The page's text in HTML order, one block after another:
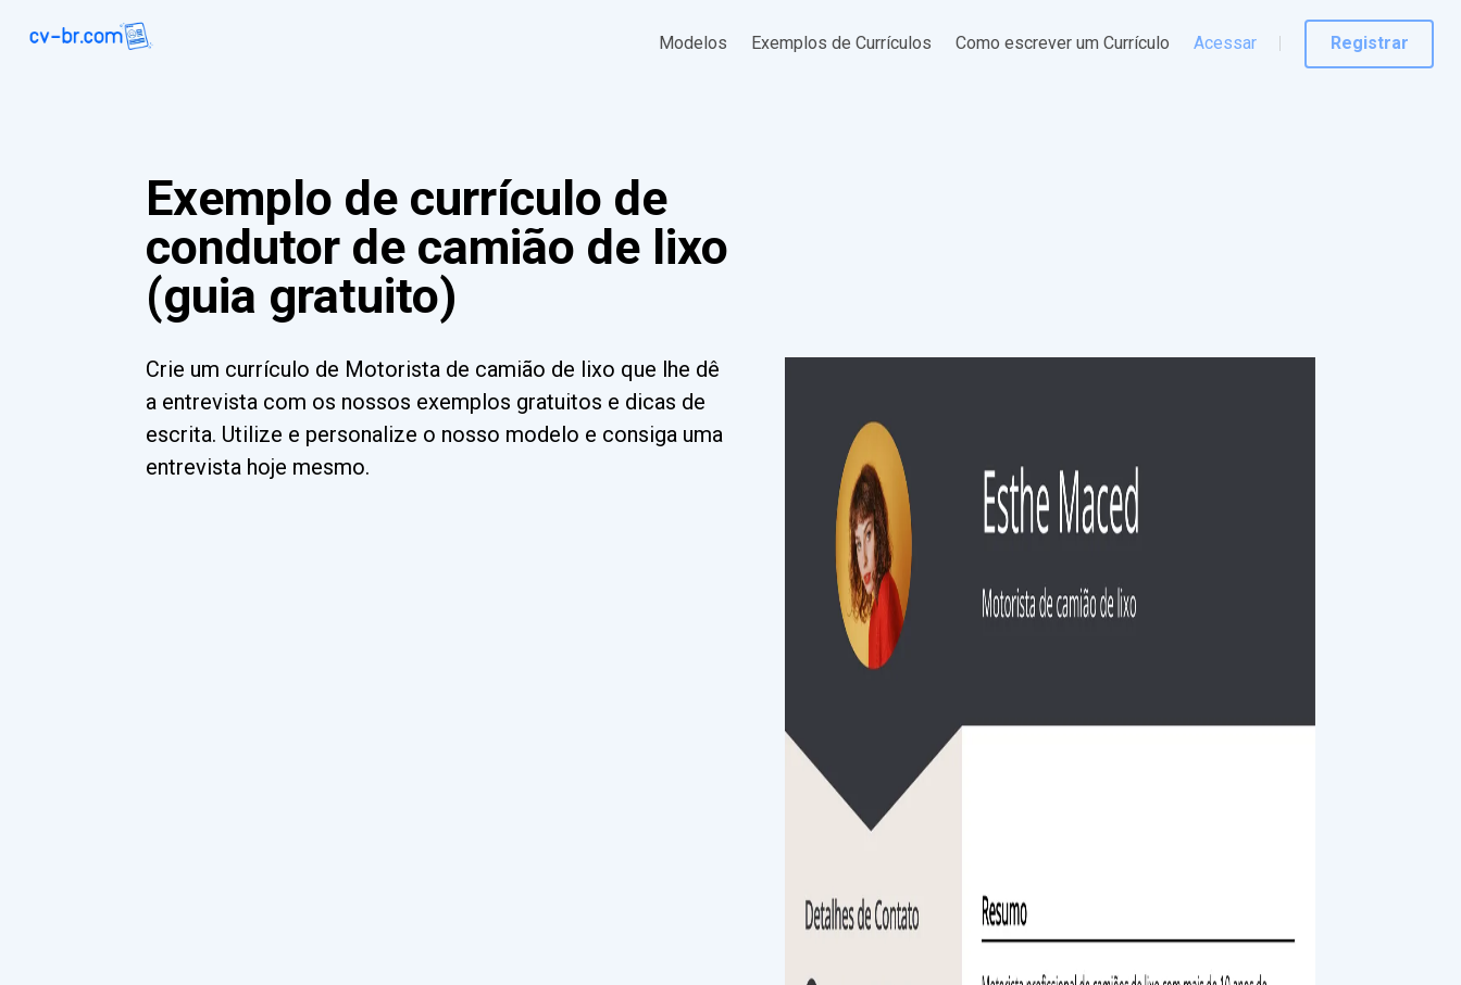
Modelos Exemplos de Currículos Como escrever um Currículo Acessar Registrar
Exemplo de currículo de
condutor de camião de lixo
(guia gratuito)
Crie um currículo de Motorista de camião de lixo que lhe dê
a entrevista com os nossos exemplos gratuitos e dicas de
escrita. Utilize e personalize o nosso modelo e consiga uma
entrevista hoje mesmo.